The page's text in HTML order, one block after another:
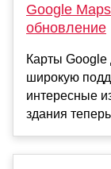
Google
обновление
Карты Google
широкую
интересные
здания теперь